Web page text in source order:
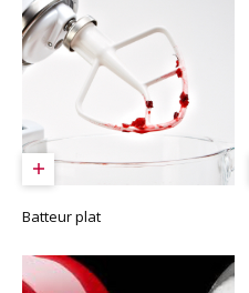
Batteur plat